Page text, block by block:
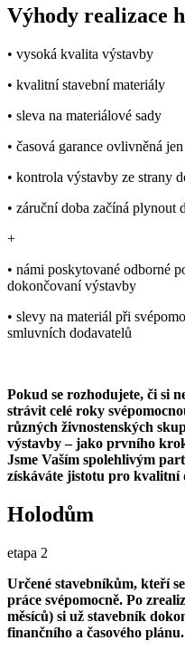
Výhody realizace
• vysoká kvalita výstavby
• kvalitní stavební materiály
• sleva na materiálové sady
• časová garance ovlivněná
• kontrola výstavby ze strany
• záruční doba začíná plynout
+
• námi poskytované odborné
dokončovaní výstavby
• slevy na materiál při
smluvních dodavatelů
Pokud se rozhodujete, či si
strávit celé roky
různých živnostenských
výstavby – jako prvního
Jsme Vaším spolehlivým
získáváte jistotu pro kvalitní
Holodům
etapa 2
Určené stavebníkům, kteří
práce svépomocně. Po
měsíců) si už stavebník
finančního a časového plánu.